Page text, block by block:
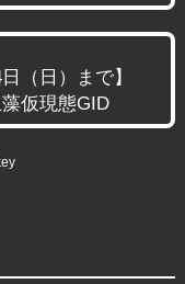
（日）まで】
仮現態GID